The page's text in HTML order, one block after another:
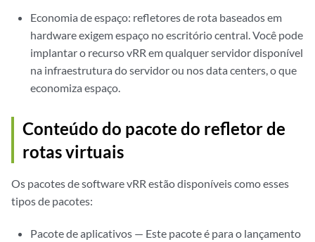
Economia de espaço: refletores de rota baseados em
hardware exigem espaço no escritório central. Você pode
implantar o recurso vRR em qualquer servidor disponível
na infraestrutura do servidor ou nos data centers, o que
economiza espaço.
Conteúdo do pacote do refletor de
rotas virtuais
Os pacotes de software vRR estão disponíveis como esses
tipos de pacotes:
Pacote de aplicativos — Este pacote é para o lançamento